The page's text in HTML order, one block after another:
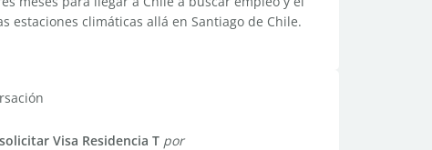
climáticas allá en Santiago de Chile.
Visa Residencia T por